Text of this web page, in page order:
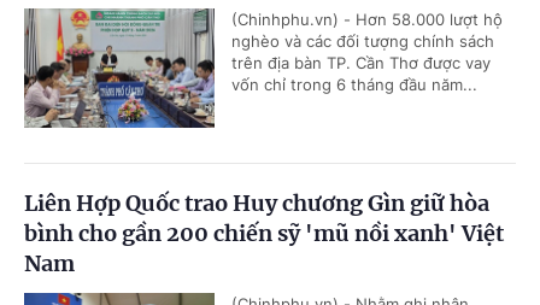
(Chinhphu.vn) - Hơn 58.000 lượt hộ
nghèo và các đối tượng chính sách
trên địa bàn TP. Cần Thơ được vay
vốn chỉ trong 6 tháng đầu năm...
Liên Hợp Quốc trao Huy chương Gìn giữ hòa
bình cho gần 200 chiến sỹ 'mũ nồi xanh' Việt
Nam